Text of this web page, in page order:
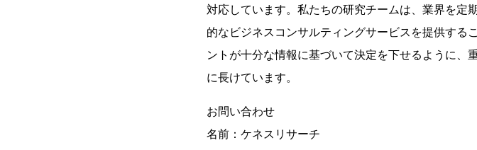
対応しています。私たちの研究チームは、業界を定
的なビジネスコンサルティングサービスを提供す
ントが十分な情報に基づいて決定を下せるように、
に長けています。
お問い合わせ
名前：ケネスリサーチ